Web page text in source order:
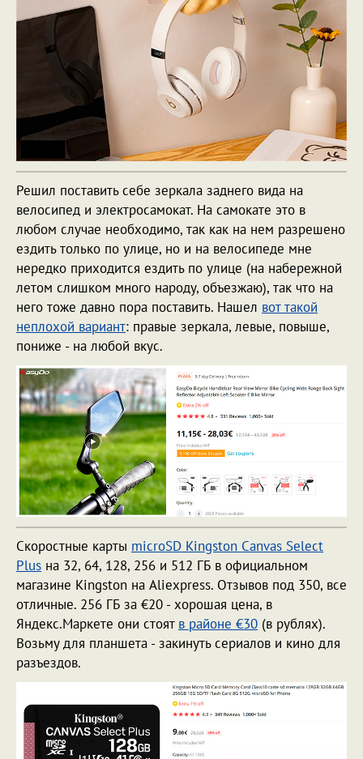
Решил поставить себе зеркала заднего вида на
велосипед и электросамокат. На самокате это в
любом случае необходимо, так как на нем разрешено
ездить только по улице, но и на велосипеде мне
нередко приходится ездить по улице (на набережной
летом слишком много народу, объезжаю), так что на
него тоже давно пора поставить. Нашел вот такой
неплохой вариант: правые зеркала, левые, повыше,
пониже - на любой вкус.
Скоростные карты microSD Kingston Canvas Select
Plus на 32, 64, 128, 256 и 512 ГБ в официальном
магазине Kingston на Aliexpress. Отзывов под 350, все
отличные. 256 ГБ за €20 - хорошая цена, в
Яндекс.Маркете они стоят в районе €30 (в рублях).
Возьму для планшета - закинуть сериалов и кино для
разъездов.